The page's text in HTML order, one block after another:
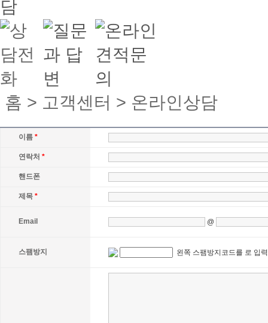
홈 > 고객센터 > 온라인상담
이름 *
연락처 *
핸드폰
제목 *
Email @
스팸방지 왼쪽 스팸방지코드를 로 입